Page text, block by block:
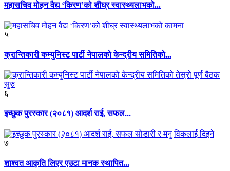
महासचिव मोहन वैद्य ‘किरण’को शीघ्र स्वास्थ्यलाभको...
५
क्रान्तिकारी कम्युनिस्ट पार्टी नेपालको केन्द्रीय समितिको...
६
इच्छुक पुरस्कार (२०८१) आदर्श राई, सफल...
७
शाश्वत आकृति लिएर एउटा मानक स्थापित...